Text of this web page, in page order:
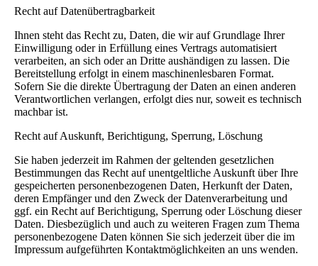
Recht auf Datenübertragbarkeit
Ihnen steht das Recht zu, Daten, die wir auf Grundlage Ihrer
Einwilligung oder in Erfüllung eines Vertrags automatisiert
verarbeiten, an sich oder an Dritte aushändigen zu lassen. Die
Bereitstellung erfolgt in einem maschinenlesbaren Format.
Sofern Sie die direkte Übertragung der Daten an einen anderen
Verantwortlichen verlangen, erfolgt dies nur, soweit es technisch
machbar ist.
Recht auf Auskunft, Berichtigung, Sperrung, Löschung
Sie haben jederzeit im Rahmen der geltenden gesetzlichen
Bestimmungen das Recht auf unentgeltliche Auskunft über Ihre
gespeicherten personenbezogenen Daten, Herkunft der Daten,
deren Empfänger und den Zweck der Datenverarbeitung und
ggf. ein Recht auf Berichtigung, Sperrung oder Löschung dieser
Daten. Diesbezüglich und auch zu weiteren Fragen zum Thema
personenbezogene Daten können Sie sich jederzeit über die im
Impressum aufgeführten Kontaktmöglichkeiten an uns wenden.